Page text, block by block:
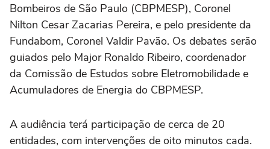
Bombeiros de São Paulo (CBPMESP), Coronel
Nilton Cesar Zacarias Pereira, e pelo presidente da
Fundabom, Coronel Valdir Pavão. Os debates serão
guiados pelo Major Ronaldo Ribeiro, coordenador
da Comissão de Estudos sobre Eletromobilidade e
Acumuladores de Energia do CBPMESP.
A audiência terá participação de cerca de 20
entidades, com intervenções de oito minutos cada.